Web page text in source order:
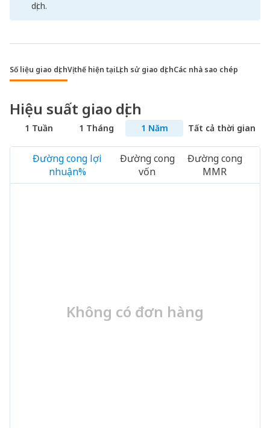
dịch.
Số liệu giao dịchVị thế hiện tạiLịch sử giao dịchCác nhà sao chép
Hiệu suất giao dịch
1 Tuần 1 Tháng 1 Năm Tất cả thời gian
Đường cong lợi
nhuận%
Đường cong
vốn
Đường cong
MMR
Không có đơn hàng